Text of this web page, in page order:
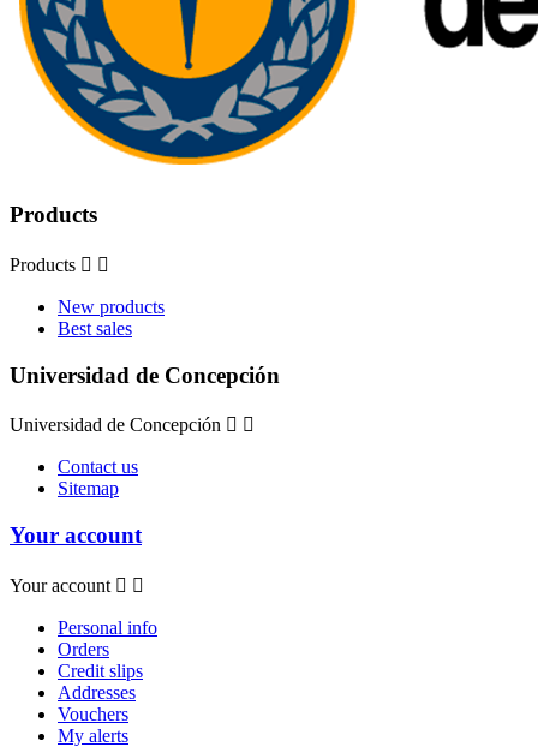
Products
Products  
New products
Best sales
Universidad de Concepción
Universidad de Concepción  
Contact us
Sitemap
Your account
Your account  
Personal info
Orders
Credit slips
Addresses
Vouchers
My alerts